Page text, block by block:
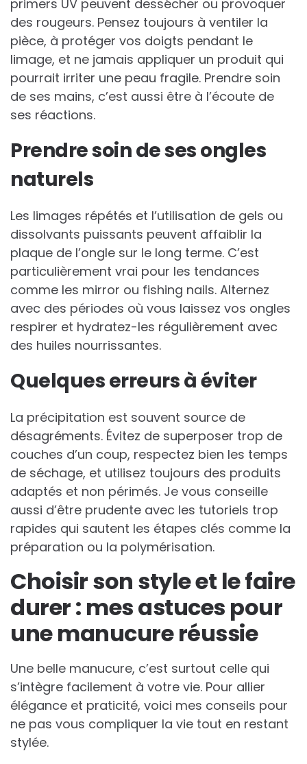
primers UV peuvent dessécher ou provoquer
des rougeurs. Pensez toujours à ventiler la
pièce, à protéger vos doigts pendant le
limage, et ne jamais appliquer un produit qui
pourrait irriter une peau fragile. Prendre soin
de ses mains, c’est aussi être à l’écoute de
ses réactions.
Prendre soin de ses ongles
naturels
Les limages répétés et l’utilisation de gels ou
dissolvants puissants peuvent affaiblir la
plaque de l’ongle sur le long terme. C’est
particulièrement vrai pour les tendances
comme les mirror ou fishing nails. Alternez
avec des périodes où vous laissez vos ongles
respirer et hydratez-les régulièrement avec
des huiles nourrissantes.
Quelques erreurs à éviter
La précipitation est souvent source de
désagréments. Évitez de superposer trop de
couches d’un coup, respectez bien les temps
de séchage, et utilisez toujours des produits
adaptés et non périmés. Je vous conseille
aussi d’être prudente avec les tutoriels trop
rapides qui sautent les étapes clés comme la
préparation ou la polymérisation.
Choisir son style et le faire
durer : mes astuces pour
une manucure réussie
Une belle manucure, c’est surtout celle qui
s’intègre facilement à votre vie. Pour allier
élégance et praticité, voici mes conseils pour
ne pas vous compliquer la vie tout en restant
stylée.